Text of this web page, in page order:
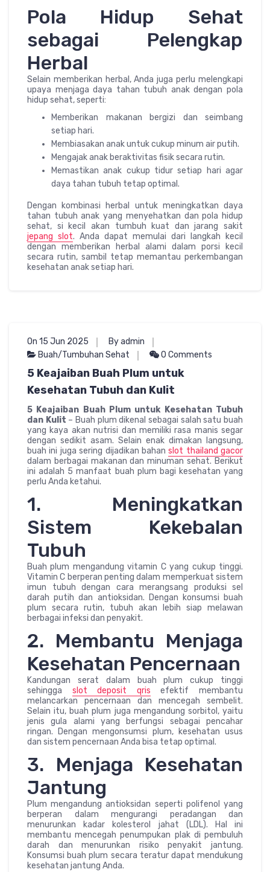
Pola Hidup Sehat
sebagai Pelengkap
Herbal
Selain memberikan herbal, Anda juga perlu melengkapi
upaya menjaga daya tahan tubuh anak dengan pola
hidup sehat, seperti:
Memberikan makanan bergizi dan seimbang
setiap hari.
Membiasakan anak untuk cukup minum air putih.
Mengajak anak beraktivitas fisik secara rutin.
Memastikan anak cukup tidur setiap hari agar
daya tahan tubuh tetap optimal.
Dengan kombinasi herbal untuk meningkatkan daya
tahan tubuh anak yang menyehatkan dan pola hidup
sehat, si kecil akan tumbuh kuat dan jarang sakit
jepang slot. Anda dapat memulai dari langkah kecil
dengan memberikan herbal alami dalam porsi kecil
secara rutin, sambil tetap memantau perkembangan
kesehatan anak setiap hari.
On 15 Jun 2025
By admin
Buah/Tumbuhan Sehat
0 Comments
5 Keajaiban Buah Plum untuk
Kesehatan Tubuh dan Kulit
5 Keajaiban Buah Plum untuk Kesehatan Tubuh
dan Kulit – Buah plum dikenal sebagai salah satu buah
yang kaya akan nutrisi dan memiliki rasa manis segar
dengan sedikit asam. Selain enak dimakan langsung,
buah ini juga sering dijadikan bahanslot thailand gacor
dalam berbagai makanan dan minuman sehat. Berikut
ini adalah 5 manfaat buah plum bagi kesehatan yang
perlu Anda ketahui.
1. Meningkatkan
Sistem Kekebalan
Tubuh
Buah plum mengandung vitamin C yang cukup tinggi.
Vitamin C berperan penting dalam memperkuat sistem
imun tubuh dengan cara merangsang produksi sel
darah putih dan antioksidan. Dengan konsumsi buah
plum secara rutin, tubuh akan lebih siap melawan
berbagai infeksi dan penyakit.
2. Membantu Menjaga
Kesehatan Pencernaan
Kandungan serat dalam buah plum cukup tinggi
sehingga slot deposit qris efektif membantu
melancarkan pencernaan dan mencegah sembelit.
Selain itu, buah plum juga mengandung sorbitol, yaitu
jenis gula alami yang berfungsi sebagai pencahar
ringan. Dengan mengonsumsi plum, kesehatan usus
dan sistem pencernaan Anda bisa tetap optimal.
3. Menjaga Kesehatan
Jantung
Plum mengandung antioksidan seperti polifenol yang
berperan dalam mengurangi peradangan dan
menurunkan kadar kolesterol jahat (LDL). Hal ini
membantu mencegah penumpukan plak di pembuluh
darah dan menurunkan risiko penyakit jantung.
Konsumsi buah plum secara teratur dapat mendukung
kesehatan jantung Anda.